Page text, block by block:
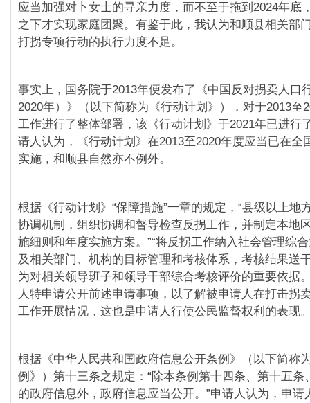
应当加强对卜女士的寻亲力度，而不至于拖到2024年底
之下才实现家庭团聚。有鉴于此，我认为和顺县相关部
打拐专项行动的执行力度不足。
事实上，国务院于2013年便发布了《中国反对拐卖人口
2020年）》（以下简称为《行动计划》），对于2013至
工作进行了整体部署，该《行动计划》于2021年已进行
请人认为，《行动计划》在2013至2020年度应当已在全
实施，和顺县自然亦不例外。
根据《行动计划》“保障措施”一章的规定，“县级以上地
协调机制，组织协调和督导检查反拐工作，并制定本地
施细则和年度实施方案。”“将反拐工作纳入社会管理综
及相关部门、机构的目标管理和考核体系，考核结果送
为对相关领导班子和领导干部综合考核评价的重要依据
人特申请公开前述申请事项，以了解被申请人在打击拐
工作开展情况，这也是申请人行使公民监督权利的表现
根据《中华人民共和国政府信息公开条例》（以下简称
例》）第十三条之规定：“除本条例第十四条、第十五条
的政府信息外，政府信息应当公开。”申请人认为，申请